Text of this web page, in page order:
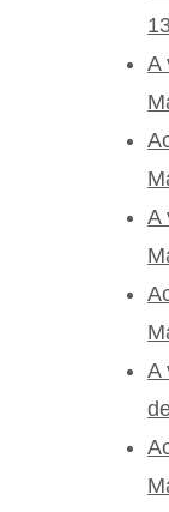
A
A
A